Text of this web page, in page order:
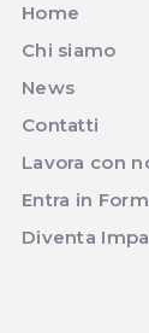
Home
Chi siamo
News
Contatti
Lavora con
Entra in
Diventa